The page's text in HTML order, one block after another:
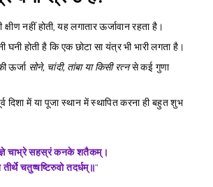
नहीं होती, यह लगातार ऊर्जावान रहता है।
होती है कि एक छोटा सा यंत्र भी भारी लगता है।
ऊर्जा सोने, चांदी, तांबा या किसी रत्नसे कई गुणा
दिशा में या पूजा स्थान में स्थापित करना ही बहुत शुभ
चाभ्रे सहस्रं कनके शतैकम्।
चतुष्षष्टिरुवो तदर्धम्॥“